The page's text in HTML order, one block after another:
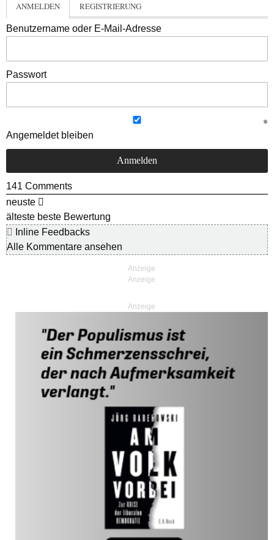
ANMELDEN REGISTRIERUNG
Benutzername oder E-Mail-Adresse
Passwort
Angemeldet bleiben
141 Comments
neuste
älteste beste Bewertung
Inline Feedbacks
Alle Kommentare ansehen
Anzeige